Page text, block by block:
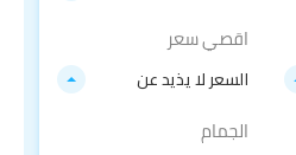
اقصي سعر
السعر لا يذيد عن
الجمام